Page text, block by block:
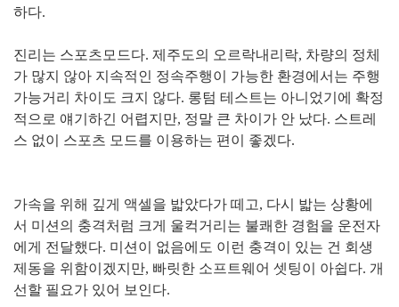
하다.
진리는 스포츠모드다. 제주도의 오르락내리락, 차량의 정체
가 많지 않아 지속적인 정속주행이 가능한 환경에서는 주행
가능거리 차이도 크지 않다. 롱텀 테스트는 아니었기에 확정
적으로 얘기하긴 어렵지만, 정말 큰 차이가 안 났다. 스트레
스 없이 스포츠 모드를 이용하는 편이 좋겠다.
가속을 위해 깊게 액셀을 밟았다가 떼고, 다시 밟는 상황에
서 미션의 충격처럼 크게 울컥거리는 불쾌한 경험을 운전자
에게 전달했다. 미션이 없음에도 이런 충격이 있는 건 회생
제동을 위함이겠지만, 빠릿한 소프트웨어 셋팅이 아쉽다. 개
선할 필요가 있어 보인다.